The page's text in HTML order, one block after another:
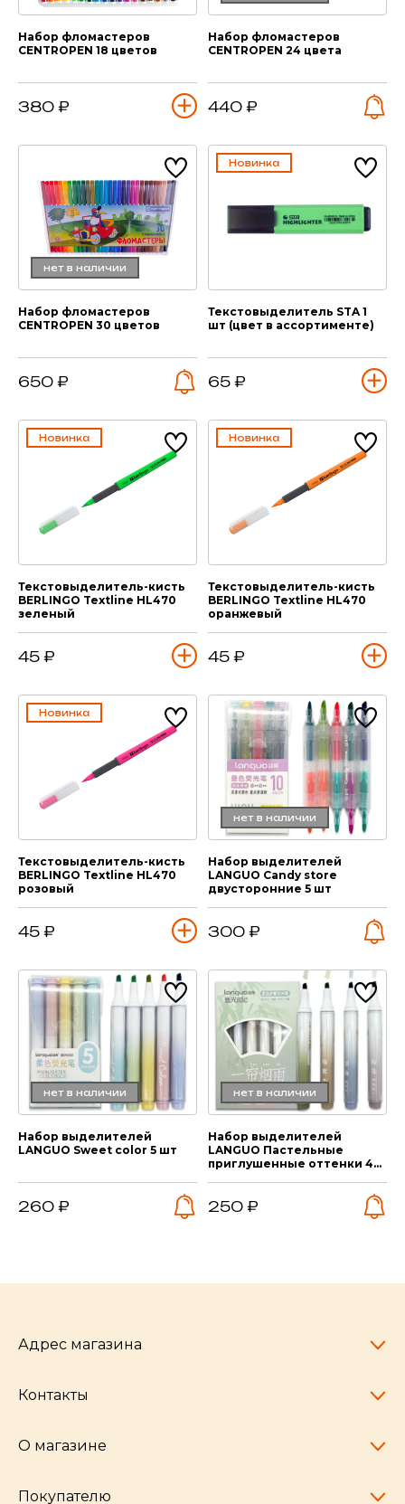
Набор фломастеров
CENTROPEN 18 цветов
380 ₽
Набор фломастеров
CENTROPEN 24 цвета
440 ₽
нет в наличии
Набор фломастеров
CENTROPEN 30 цветов
650 ₽
Новинка
Текстовыделитель STA 1
шт (цвет в ассортименте)
65 ₽
Новинка
Текстовыделитель-кисть
BERLINGO Textline HL470
зеленый
45 ₽
Новинка
Текстовыделитель-кисть
BERLINGO Textline HL470
оранжевый
45 ₽
Новинка
Текстовыделитель-кисть
BERLINGO Textline HL470
розовый
45 ₽
нет в наличии
Набор выделителей
LANGUO Candy store
двусторонние 5 шт
300 ₽
нет в наличии
Набор выделителей
LANGUO Sweet color 5 шт
260 ₽
нет в наличии
Набор выделителей
LANGUO Пастельные
приглушенные оттенки 4
250 ₽
Адрес магазина
Челябинск,
Контакты
pocherkartshop@mail.ru
О магазине
Покупателю